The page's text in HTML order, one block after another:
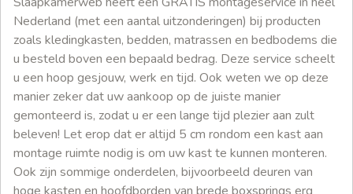
Nederland (met een aantal uitzonderingen) bij producten
zoals kledingkasten, bedden, matrassen en bedbodems die
u besteld boven een bepaald bedrag. Deze service scheelt
u een hoop gesjouw, werk en tijd. Ook weten we op deze
manier zeker dat uw aankoop op de juiste manier
gemonteerd is, zodat u er een lange tijd plezier aan zult
beleven! Let erop dat er altijd 5 cm rondom een kast aan
montage ruimte nodig is om uw kast te kunnen monteren.
Ook zijn sommige onderdelen, bijvoorbeeld deuren van